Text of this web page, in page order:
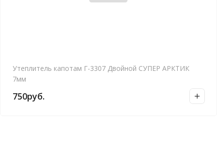
Утеплитель капотам Г-3307 Двойной СУПЕР АРКТИК
7мм
750руб.